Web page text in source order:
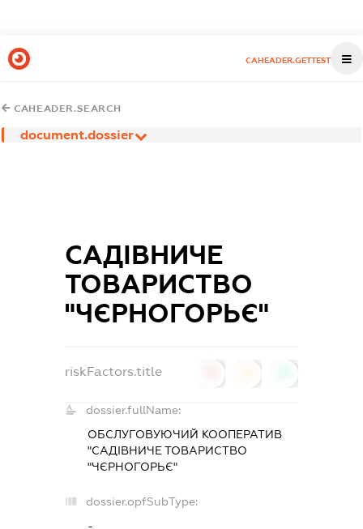
CAHEADER.GETTEST
CAHEADER.SEARCH
document.dossier
САДІВНИЧЕ
ТОВАРИСТВО
"ЧЄРНОГОРЬЄ"
riskFactors.title
dossier.fullName:
ОБСЛУГОВУЮЧИЙ КООПЕРАТИВ
"САДІВНИЧЕ ТОВАРИСТВО
"ЧЄРНОГОРЬЄ"
dossier.opfSubType:
-